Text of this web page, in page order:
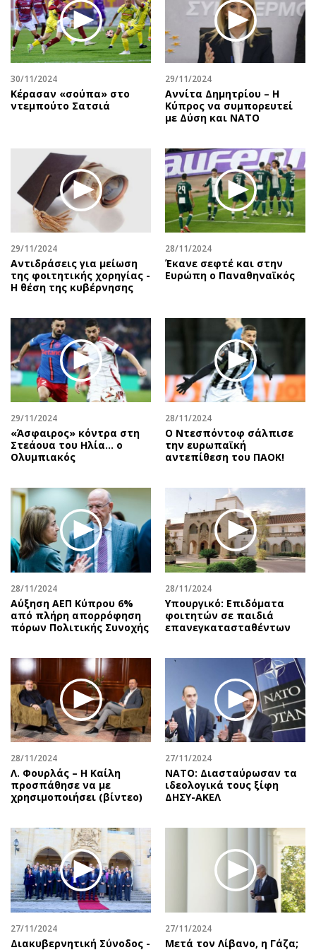
30/11/2024
Κέρασαν «σούπα» στο
ντεμπούτο Σατσιά
29/11/2024
Αννίτα Δημητρίου – Η
Κύπρος να συμπορευτεί
με Δύση και ΝΑΤΟ
29/11/2024
Αντιδράσεις για μείωση
της φοιτητικής χορηγίας -
Η θέση της κυβέρνησης
28/11/2024
Έκανε σεφτέ και στην
Ευρώπη ο Παναθηναϊκός
29/11/2024
«Άσφαιρος» κόντρα στη
Στεάουα του Ηλία... ο
Ολυμπιακός
28/11/2024
Ο Ντεσπόντοφ σάλπισε
την ευρωπαϊκή
αντεπίθεση του ΠΑΟΚ!
28/11/2024
Αύξηση ΑΕΠ Κύπρου 6%
από πλήρη απορρόφηση
πόρων Πολιτικής Συνοχής
28/11/2024
Υπουργικό: Επιδόματα
φοιτητών σε παιδιά
επανεγκατασταθέντων
28/11/2024
Λ. Φουρλάς – Η Καίλη
προσπάθησε να με
χρησιμοποιήσει (βίντεο)
27/11/2024
ΝΑΤΟ: Διασταύρωσαν τα
ιδεολογικά τους ξίφη
ΔΗΣΥ-ΑΚΕΛ
27/11/2024
Διακυβερνητική Σύνοδος -
27/11/2024
Μετά τον Λίβανο, η Γάζα;